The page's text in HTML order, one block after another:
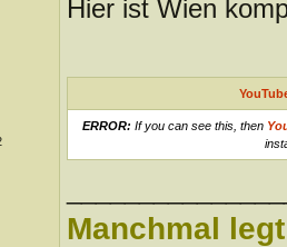
Hier ist Wien
ERROR: If you can see this, then
Manchmal